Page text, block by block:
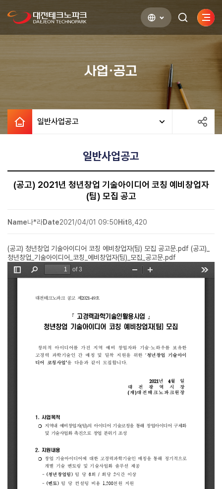
검색하기사이
열기
사업·공고
일반사업공고
일반사업공고
(공고) 2021년 청년창업 기술아이디어 코칭 예비창업자
(팀) 모집 공고
Name나*라Date2021/04/01 09:50Hit8,420
(공고) 청년창업 기술아이디어 코칭 예비창업자(팀) 모집 공고문.pdf (공고)_
청년창업_기술아이디어_코칭_예비창업자(팀)_모집_공고문.pdf